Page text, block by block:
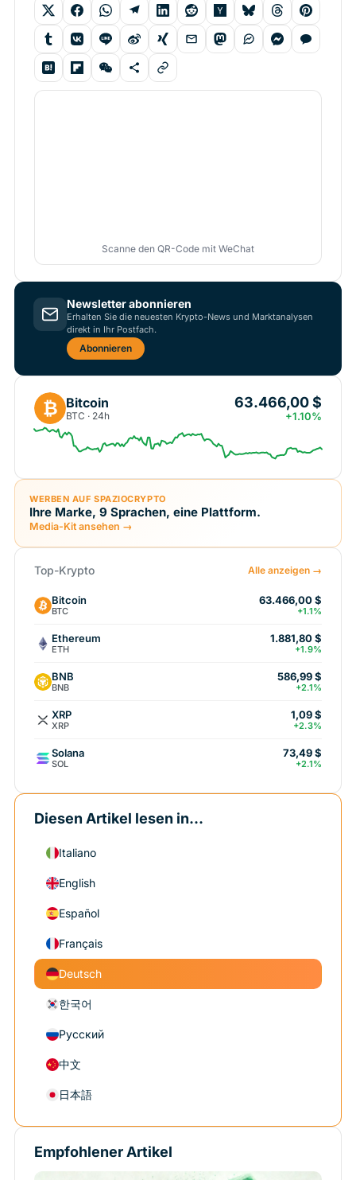
Scanne den QR-Code mit WeChat
Newsletter abonnieren
Erhalten Sie die neuesten Krypto-News und Marktanalysen
direkt in Ihr Postfach.
Abonnieren
₿ Bitcoin
BTC · 24h
63.466,00 $
+1.10%
WERBEN AUF SPAZIOCRYPTO
Ihre Marke, 9 Sprachen, eine Plattform.
Media-Kit ansehen →
Top-Krypto Alle anzeigen →
Bitcoin
BTC
63.466,00 $
+1.1%
Ethereum
ETH
1.881,80 $
+1.9%
BNB
BNB
586,99 $
+2.1%
XRP
XRP
1,09 $
+2.3%
Solana
SOL
73,49 $
+2.1%
Diesen Artikel lesen in...
Italiano
English
Español
Français
Deutsch
한국어
Русский
中文
日本語
Empfohlener Artikel